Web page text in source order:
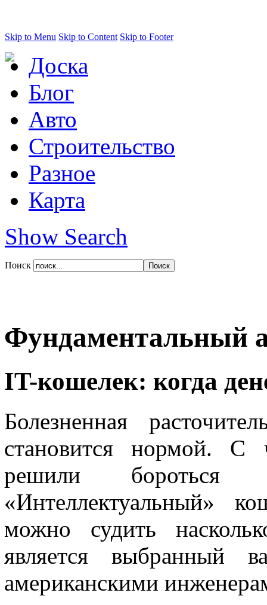
Skip to Menu Skip to Content Skip to Footer
Доска
Блог
Авто
Строительство
Разное
Карта
Show Search
Поиск
Фундаментальный
IT-кошелек: когда
Болезненная
становится нормой. С
решили бороться
«Интеллектуальный»
можно судить
является выбранный
американскими